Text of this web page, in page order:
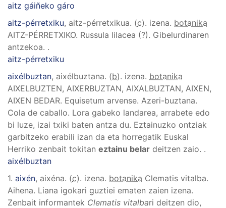
aitz gáiñeko gáro
aitz-pérretxiku, aitz-pérretxikua. (c). izena. botanika
AITZ-PÉRRETXIKO. Russula lilacea (?). Gibelurdinaren
antzekoa. .
aitz-pérretxiku
aixélbuztan, aixélbuztana. (b). izena. botanika
AIXELBUZTEN, AIXERBUZTAN, AIXALBUZTAN, AIXEN,
AIXEN BEDAR. Equisetum arvense. Azeri-buztana.
Cola de caballo. Lora gabeko landarea, arrabete edo
bi luze, izai txiki baten antza du. Eztainuzko ontziak
garbitzeko erabili izan da eta horregatik Euskal
Herriko zenbait tokitan eztainu belar deitzen zaio. .
aixélbuztan
1. aixén, aixéna. (c). izena. botanika Clematis vitalba.
Aihena. Liana igokari guztiei ematen zaien izena.
Zenbait informantek Clematis vitalbari deitzen dio,